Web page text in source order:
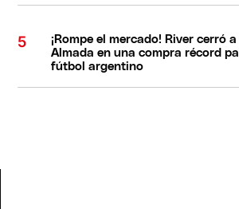
¡Rompe el mercado! River cerró
Almada en una compra récord
fútbol argentino